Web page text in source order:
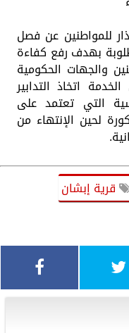
للمواطنين عن فصل
بهدف رفع كفاءة
والجهات الحكومية
اتخاذ التدابير
التي تعتمد على
لحين الإنتهاء من
قرية إبشان